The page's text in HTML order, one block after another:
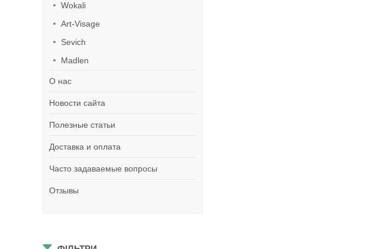
Wokali
Art-Visage
Sevich
Madlen
О нас
Новости сайта
Полезные статьи
Доставка и оплата
Часто задаваемые вопросы
Отзывы